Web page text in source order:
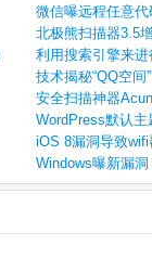
微信曝远程任意
北极熊扫描器3.5
利用搜索引擎来
技术揭秘“QQ空间
安全扫描神器
WordPress默认
iOS 8漏洞导致
Windows曝新漏